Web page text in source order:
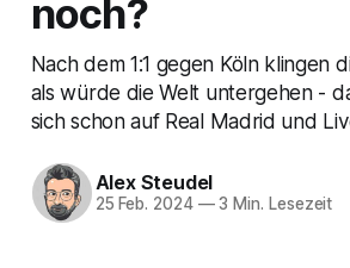
noch?
Nach dem 1:1 gegen Köln klingen
als würde die Welt untergehen -
sich schon auf Real Madrid und
Alex Steudel
25 Feb. 2024 —3 Min. Lesezeit